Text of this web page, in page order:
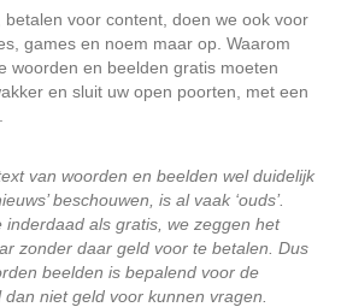
betalen voor content, doen we ook voor
games en noem maar op. Waarom
woorden en beelden gratis moeten
en sluit uw open poorten, met een
van woorden en beelden wel duidelijk
beschouwen, is al vaak ‘ouds’.
inderdaad als gratis, we zeggen het
zonder daar geld voor te betalen. Dus
beelden is bepalend voor de
niet geld voor kunnen vragen.